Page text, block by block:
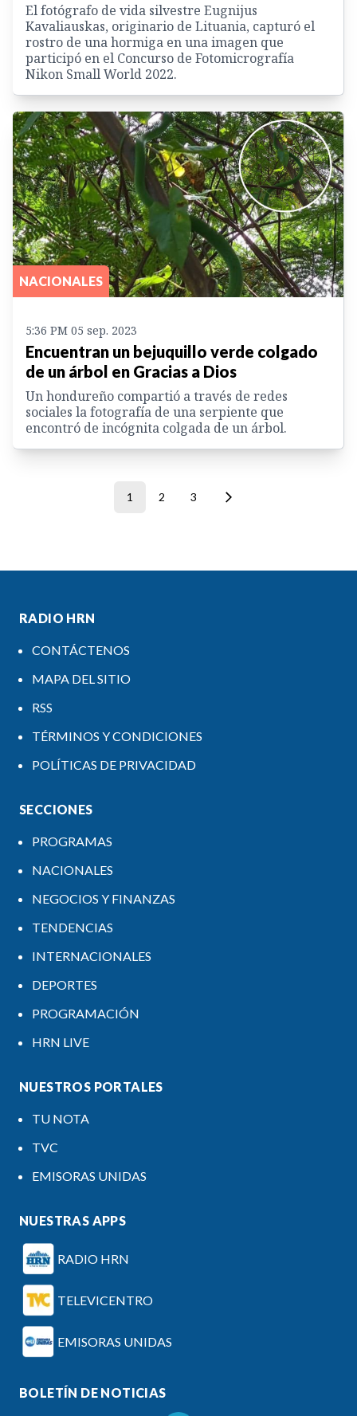
El fotógrafo de vida silvestre Eugnijus
Kavaliauskas, originario de Lituania, capturó el
rostro de una hormiga en una imagen que
participó en el Concurso de Fotomicrografía
Nikon Small World 2022.
NACIONALES
5:36 PM 05 sep. 2023
Encuentran un bejuquillo verde colgado
de un árbol en Gracias a Dios
Un hondureño compartió a través de redes
sociales la fotografía de una serpiente que
encontró de incógnita colgada de un árbol.
1 2 3
RADIO HRN
CONTÁCTENOS
MAPA DEL SITIO
RSS
TÉRMINOS Y CONDICIONES
POLÍTICAS DE PRIVACIDAD
SECCIONES
PROGRAMAS
NACIONALES
NEGOCIOS Y FINANZAS
TENDENCIAS
INTERNACIONALES
DEPORTES
PROGRAMACIÓN
HRN LIVE
NUESTROS PORTALES
TU NOTA
TVC
EMISORAS UNIDAS
NUESTRAS APPS
RADIO HRN
TELEVICENTRO
EMISORAS UNIDAS
BOLETÍN DE NOTICIAS